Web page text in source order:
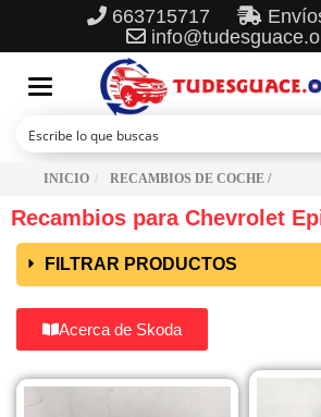
663715717
Toggle
navigation
INICIO RECAMBIOS DE COCHE /
Recambios para Chevrolet
FILTRAR PRODUCTOS
Acerca de Skoda